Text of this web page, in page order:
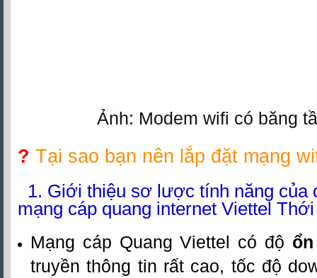
Ảnh: Modem wifi có băng
? Tại sao bạn nên lắp đặt mạng
1. Giới thiệu sơ lược tính năng của
mạng cáp quang internet Viettel
Mạng cáp Quang Viettel có độ
truyền thông tin rất cao, tốc độ